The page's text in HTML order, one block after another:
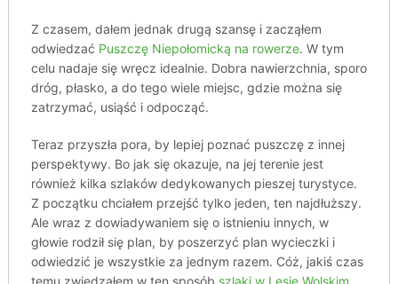
Z czasem, dałem jednak drugą szansę i zacząłem
odwiedzać Puszczę Niepołomicką na rowerze. W tym
celu nadaje się wręcz idealnie. Dobra nawierzchnia, sporo
dróg, płasko, a do tego wiele miejsc, gdzie można się
zatrzymać, usiąść i odpocząć.
Teraz przyszła pora, by lepiej poznać puszczę z innej
perspektywy. Bo jak się okazuje, na jej terenie jest
również kilka szlaków dedykowanych pieszej turystyce.
Z początku chciałem przejść tylko jeden, ten najdłuższy.
Ale wraz z dowiadywaniem się o istnieniu innych, w
głowie rodził się plan, by poszerzyć plan wycieczki i
odwiedzić je wszystkie za jednym razem. Cóż, jakiś czas
temu zwiedzałem w ten sposób szlaki w Lesie Wolskim,